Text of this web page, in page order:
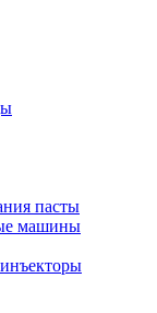
пасты
машины